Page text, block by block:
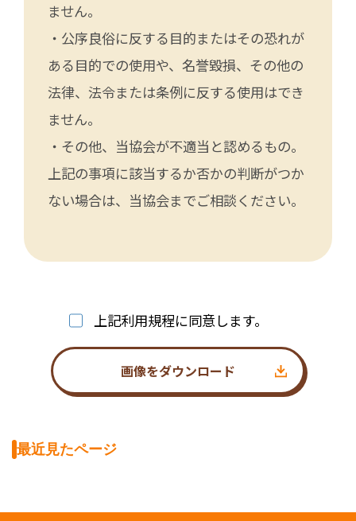
ません。
・公序良俗に反する目的またはその恐れが
ある目的での使用や、名誉毀損、その他の
法律、法令または条例に反する使用はでき
ません。
・その他、当協会が不適当と認めるもの。
上記の事項に該当するか否かの判断がつか
ない場合は、当協会までご相談ください。
上記利用規程に同意します。
画像をダウンロード
最近見たページ